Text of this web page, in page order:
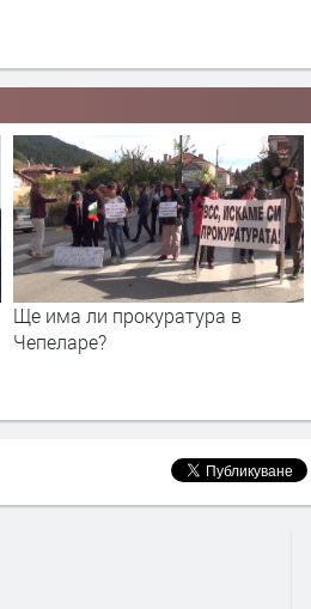
Ще има ли прокуратура в
Чепеларе?